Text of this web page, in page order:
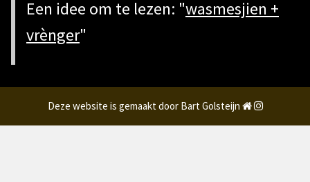
Een idee om te lezen: "wasmesjien +
vrènger"
Deze website is gemaakt door Bart Golsteijn